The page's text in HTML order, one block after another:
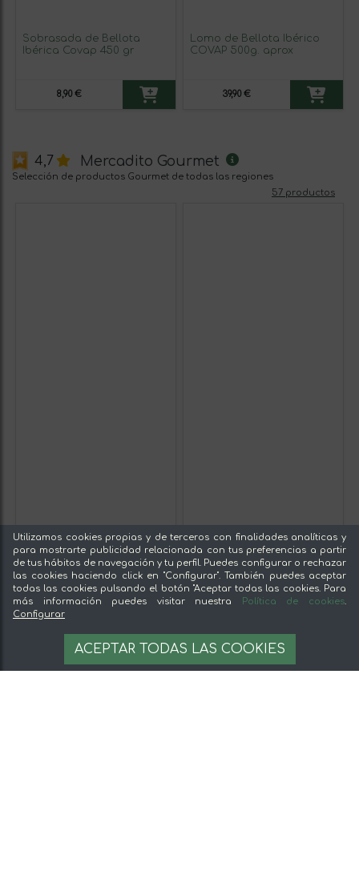
Sobrasada de Bellota
Ibérica Covap 450 gr
8,90 €
Lomo de Bellota Ibérico
COVAP 500g. aprox
39,90 €
4,7 Mercadito Gourmet
Selección de productos Gourmet de todas las regiones
57 productos
Utilizamos cookies propias y de terceros con finalidades analíticas y
para mostrarte publicidad relacionada con tus preferencias a partir
de tus hábitos de navegación y tu perfil. Puedes configurar o rechazar
las cookies haciendo click en "Configurar". También puedes aceptar
todas las cookies pulsando el botón "Aceptar todas las cookies. Para
más información puedes visitar nuestra
Política de cookies.
Configurar
ACEPTAR TODAS LAS COOKIES